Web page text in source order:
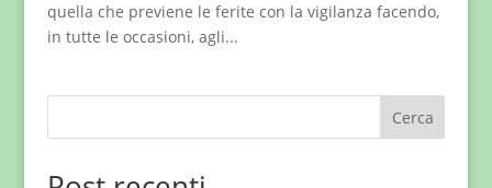
quella che previene le ferite con la vigilanza facendo,
in tutte le occasioni, agli...
Cerca